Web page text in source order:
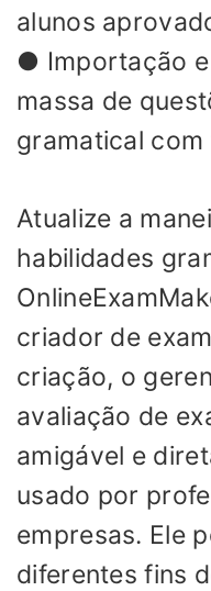
alunos
● Importação
massa de
gramatical com
Atualize a
habilidades
criador de
criação, o
avaliação de
amigável e
usado por
empresas. Ele
diferentes fins